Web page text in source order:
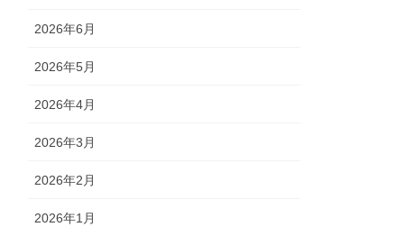
2026年6月
2026年5月
2026年4月
2026年3月
2026年2月
2026年1月